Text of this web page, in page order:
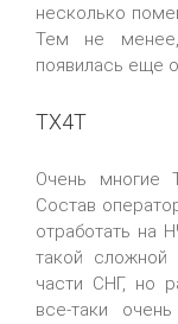
несколько
Тем не
появилась еще
TX4T
Очень многие
Состав
отработать на
такой сложной
части СНГ, но
все-таки